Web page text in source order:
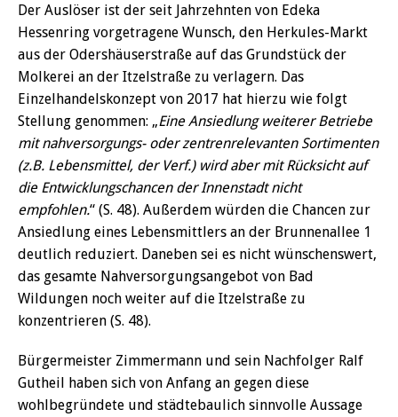
Der Auslöser ist der seit Jahrzehnten von Edeka
Hessenring vorgetragene Wunsch, den Herkules-Markt
aus der Odershäuserstraße auf das Grundstück der
Molkerei an der Itzelstraße zu verlagern. Das
Einzelhandelskonzept von 2017 hat hierzu wie folgt
Stellung genommen: „Eine Ansiedlung weiterer Betriebe
mit nahversorgungs- oder zentrenrelevanten Sortimenten
(z.B. Lebensmittel, der Verf.) wird aber mit Rücksicht auf
die Entwicklungschancen der Innenstadt nicht
empfohlen.“ (S. 48). Außerdem würden die Chancen zur
Ansiedlung eines Lebensmittlers an der Brunnenallee 1
deutlich reduziert. Daneben sei es nicht wünschenswert,
das gesamte Nahversorgungsangebot von Bad
Wildungen noch weiter auf die Itzelstraße zu
konzentrieren (S. 48).
Bürgermeister Zimmermann und sein Nachfolger Ralf
Gutheil haben sich von Anfang an gegen diese
wohlbegründete und städtebaulich sinnvolle Aussage